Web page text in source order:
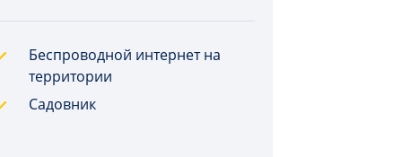
Беспроводной интернет на
территории
Садовник